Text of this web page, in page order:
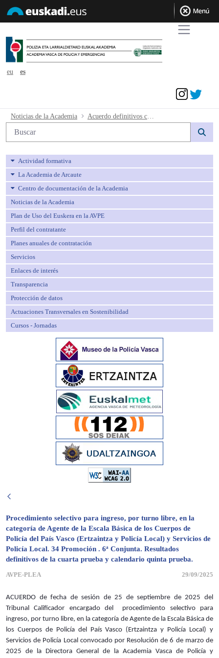
eu
es
Acuerdo definitivos cuarta prueba y
Noticias de la Academia
Búsqueda web
Actividad formativa
La Academia de Arcaute
Centro de documentación de la Academia
Noticias de la Academia
Plan de Uso del Euskera en la AVPE
Perfil del contratante
Planes anuales de contratación
Servicios
Enlaces de interés
Transparencia
Protección de datos
Actuaciones Transversales en Sostenibilidad
Cursos - Jornadas
Procedimiento selectivo para ingreso, por turno libre, en la
categoría de Agente de la Escala Básica de los Cuerpos de
Policía del País Vasco (Ertzaintza y Policía Local) y Servicios de
Policía Local. 34 Promoción . 6ª Conjunta. Resultados
definitivos de la cuarta prueba y calendario quinta prueba.
AVPE-PLEA 29/09/2025
ACUERDO de fecha de sesión de 25 de septiembre de 2025 del
Tribunal Calificador encargado del procedimiento selectivo para
ingreso, por turno libre, en la categoría de Agente de la Escala Básica de
los Cuerpos de Policía del País Vasco (Ertzaintza y Policía Local) y
Servicios de Policía Local convocado por Resolución de 6 de marzo de
2025 de la Directora General de la Academia Vasca de Policía y